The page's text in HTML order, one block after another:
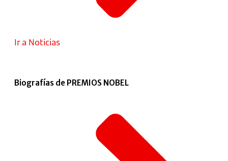
Ir a Noticias
Biografías de PREMIOS NOBEL